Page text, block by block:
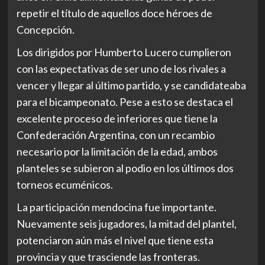
repetir el título de aquellos doce héroes de
Concepción.
Los dirigidos por Humberto Lucero cumplieron
con las expectativas de ser uno de los rivales a
vencer y llegar al último partido, y se candidateaba
para el bicampeonato. Pese a esto se destaca el
excelente proceso de inferiores que tiene la
Confederación Argentina, con un recambio
necesario por la limitación de la edad, ambos
planteles se subieron al podio en los últimos dos
torneos ecuménicos.
La participación mendocina fue importante.
Nuevamente seis jugadores, la mitad del plantel,
potenciaron aún más el nivel que tiene esta
provincia y que trasciende las fronteras.